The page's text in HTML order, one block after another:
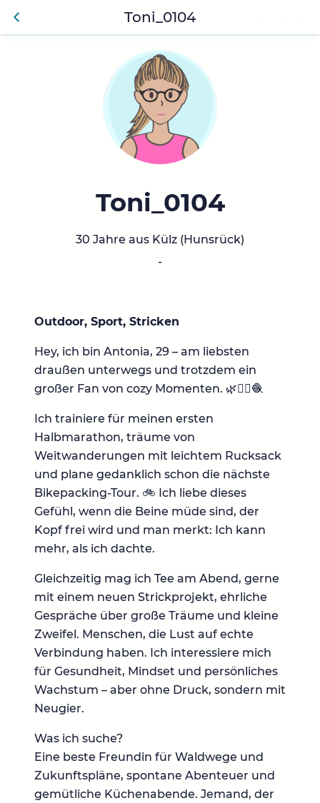
Zurü
Toni_0104
Toni_0104
30 Jahre aus Külz (Hunsrück)
-
Outdoor, Sport, Stricken
Hey, ich bin Antonia, 29 – am liebsten
draußen unterwegs und trotzdem ein
großer Fan von cozy Momenten. 🌿🏃‍♀️🧶
Ich trainiere für meinen ersten
Halbmarathon, träume von
Weitwanderungen mit leichtem Rucksack
und plane gedanklich schon die nächste
Bikepacking-Tour. 🚲 Ich liebe dieses
Gefühl, wenn die Beine müde sind, der
Kopf frei wird und man merkt: Ich kann
mehr, als ich dachte.
Gleichzeitig mag ich Tee am Abend, gerne
mit einem neuen Strickprojekt, ehrliche
Gespräche über große Träume und kleine
Zweifel. Menschen, die Lust auf echte
Verbindung haben. Ich interessiere mich
für Gesundheit, Mindset und persönliches
Wachstum – aber ohne Druck, sondern mit
Neugier.
Was ich suche?
Eine beste Freundin für Waldwege und
Zukunftspläne, spontane Abenteuer und
gemütliche Küchenabende. Jemand, der